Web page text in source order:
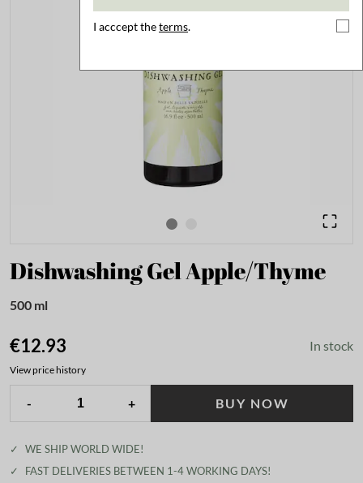
Dishwashing Gel Apple/Thyme
500 ml
€12.93 In stock
View price history
- + BUY NOW
✓
WE SHIP WORLD WIDE!
✓
FAST DELIVERIES BETWEEN 1-4 WORKING DAYS!
I acccept theterms.